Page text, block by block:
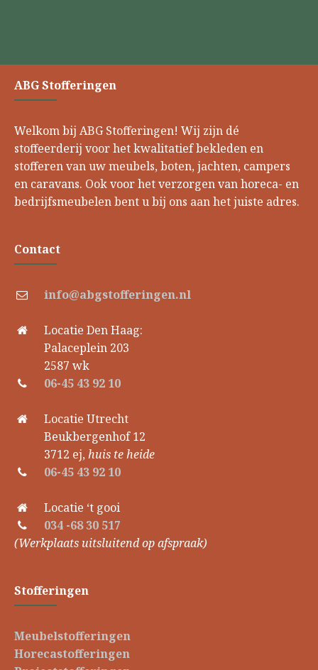
ABG Stofferingen
Welkom bij ABG Stofferingen! Wij zijn dé
stoffeerderij voor het kwalitatief bekleden en
stofferen van uw meubels, boten, jachten, campers
en caravans. Ook voor het verzorgen van horeca- en
bedrijfsmeubelen bent u bij ons aan het juiste adres.
Contact
info@abgstofferingen.nl
Locatie Den Haag:
Palaceplein 203
2587 wk
06-45 43 92 10
Locatie Utrecht
Beukbergenhof 12
3712 ej, huis te heide
06-45 43 92 10
Locatie ‘t gooi
034 -68 30 517
(Werkplaats uitsluitend op afspraak)
Stofferingen
Meubelstofferingen
Horecastofferingen